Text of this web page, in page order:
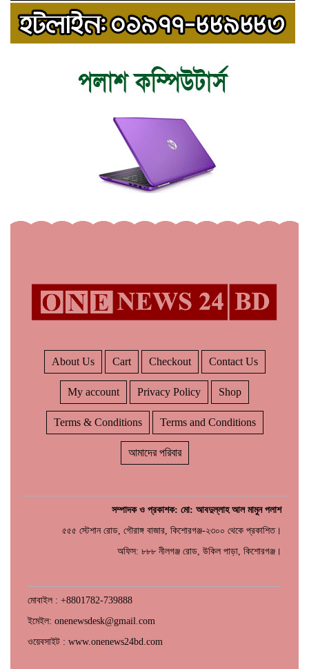
About Us Cart Checkout Contact Us
My account Privacy Policy Shop
Terms & Conditions Terms and Conditions
আমাদের পরিবার
সম্পাদক ও প্রকাশক: মো: আবদুল্লাহ আল মামুন পলাশ
৫৫৫ স্টেশান রোড, গৌরাঙ্গ বাজার, কিশোরগঞ্জ-২৩০০ থেকে প্রকাশিত।
অফিস: ৮৮৮ নীলগঞ্জ রোড, উকিল পাড়া, কিশোরগঞ্জ।
মোবাইল : +8801782-739888
ইমেইল: onenewsdesk@gmail.com
ওয়েবসাইট : www.onenews24bd.com